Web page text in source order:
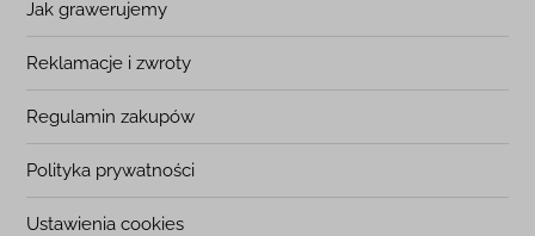
Jak grawerujemy
Reklamacje i zwroty
Regulamin zakupów
Polityka prywatności
Ustawienia cookies